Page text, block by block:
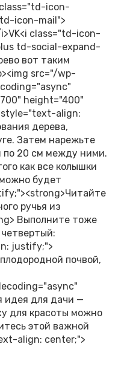
icon-
icon-mail">
class="td-icon-
td-social-expand-
вот таким
src="/wp-
height="400"
style="text-align:
дерева,
Затем нарежьте
по 20 см между ними.
как все колышки
будет
ручья из
Выполните тоже
justify;">
почвой,
идея для дачи —
для красоты можно
этой важной
align: center;">